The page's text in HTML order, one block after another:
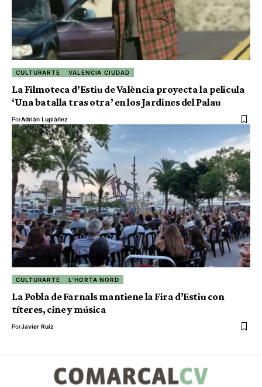
CULTURARTE VALENCIA CIUDAD
La Filmoteca d’Estiu de València proyecta la pelicula
‘Una batalla tras otra’ en los Jardines del Palau
PorAdrián Lupiáñez
CULTURARTE L'HORTA NORD
La Pobla de Farnals mantiene la Fira d’Estiu con
títeres, cine y música
PorJavier Ruiz